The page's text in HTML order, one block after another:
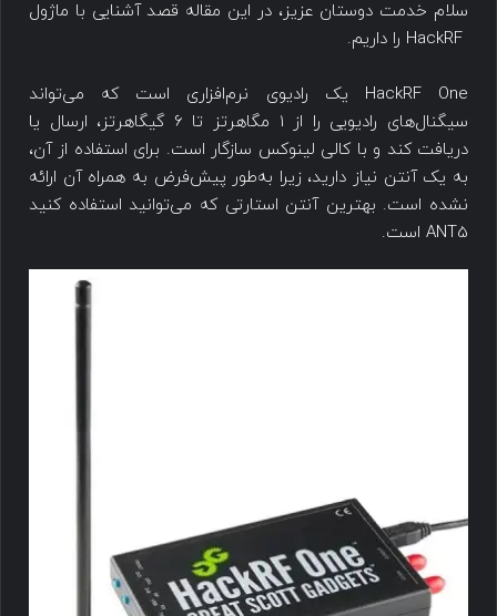
سلام خدمت دوستان عزیز، در این مقاله قصد آشنایی با ماژول
HackRF One یک رادیوی نرم‌افزاری است که می‌تواند
سیگنال‌های رادیویی را از 1 مگاهرتز تا 6 گیگاهرتز، ارسال یا
دریافت کند و با کالی لینوکس سازگار است. برای استفاده از آن،
به یک آنتن نیاز دارید، زیرا به‌طور پیش‌فرض به همراه آن ارائه
نشده است. بهترین آنتن استارتی که می‌توانید استفاده کنید
ANT5 است.